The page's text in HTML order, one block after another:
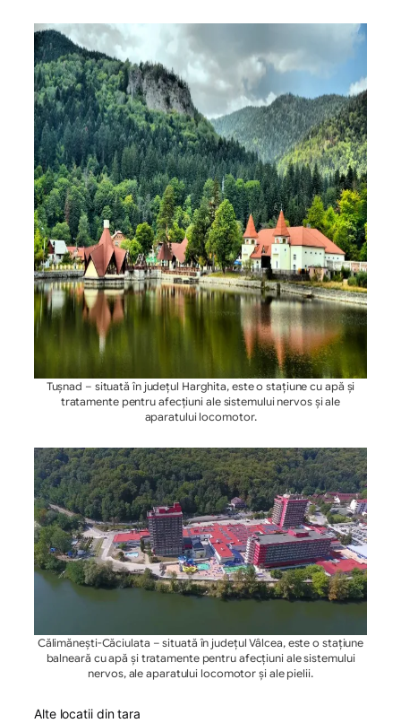
Tușnad – situată în județul Harghita, este o stațiune cu apă și
tratamente pentru afecțiuni ale sistemului nervos și ale
aparatului locomotor.
Călimănești-Căciulata – situată în județul Vâlcea, este o stațiune
balneară cu apă și tratamente pentru afecțiuni ale sistemului
nervos, ale aparatului locomotor și ale pielii.
Alte locatii din tara